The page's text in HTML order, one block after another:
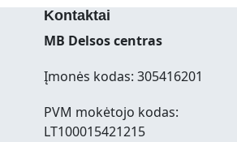
Kontaktai
MB Delsos centras
Įmonės kodas: 305416201
PVM mokėtojo kodas:
LT100015421215